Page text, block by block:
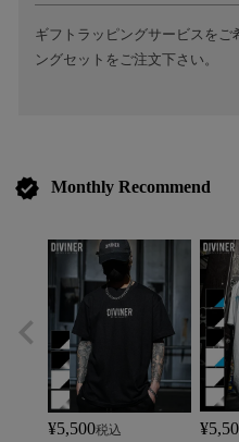
ギフトラッピングサービスを
ングセットをご注文下さい。
verified Monthly Recommend
¥5,500税込 ¥